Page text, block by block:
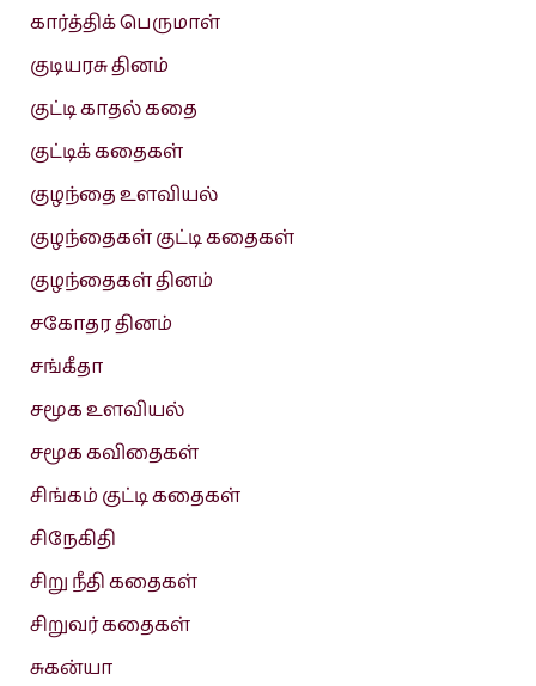
கார்த்திக் பெருமாள்
குடியரசு தினம்
குட்டி காதல் கதை
குட்டிக் கதைகள்
குழந்தை உளவியல்
குழந்தைகள் குட்டி கதைகள்
குழந்தைகள் தினம்
சகோதர தினம்
சங்கீதா
சமூக உளவியல்
சமூக கவிதைகள்
சிங்கம் குட்டி கதைகள்
சிநேகிதி
சிறு நீதி கதைகள்
சிறுவர் கதைகள்
சுகன்யா